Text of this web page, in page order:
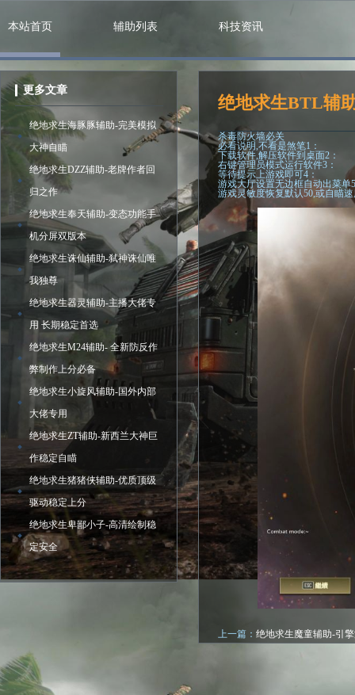
本站首页 辅助列表 科技资讯
更多文章
绝地求生海豚豚辅助-完美模拟
大神自瞄
绝地求生DZZ辅助-老牌作者回
归之作
绝地求生奉天辅助-变态功能手
机分屏双版本
绝地求生诛仙辅助-弑神诛仙唯
我独尊
绝地求生器灵辅助-主播大佬专
用 长期稳定首选
绝地求生M24辅助- 全新防反作
弊制作上分必备
绝地求生小旋风辅助-国外内部
大佬专用
绝地求生ZT辅助-新西兰大神巨
作稳定自瞄
绝地求生猪猪侠辅助-优质顶级
驱动稳定上分
绝地求生卑鄙小子-高清绘制稳
定安全
绝地求生BTL辅
杀毒防火墙必关
必看说明,不看是煞笔1：
下载软件,解压软件到桌面2：
右键管理员模式运行软件3：
等待提示上游戏即可4：
游戏大厅设置无边框自动出菜单
游戏灵敏度恢复默认50,或自瞄
上一篇： 绝地求生魔童辅助-引